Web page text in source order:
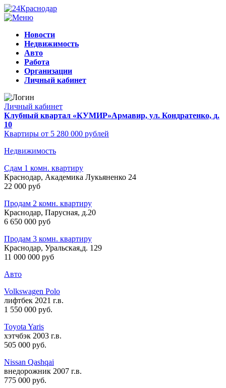
Новости
Недвижимость
Авто
Работа
Организации
Личный кабинет
Личный кабинет
Клубный квартал «КУМИР»Армавир, ул. Кондратенко, д.
10
Квартиры от 5 280 000 рублей
Недвижимость
Сдам 1 комн. квартиру
Краснодар, Академика Лукьяненко 24
22 000 руб
Продам 2 комн. квартиру
Краснодар, Парусная, д.20
6 650 000 руб
Продам 3 комн. квартиру
Краснодар, Уральская,д. 129
11 000 000 руб
Авто
Volkswagen Polo
лифтбек 2021 г.в.
1 550 000 руб.
Toyota Yaris
хэтчбэк 2003 г.в.
505 000 руб.
Nissan Qashqai
внедорожник 2007 г.в.
775 000 руб.